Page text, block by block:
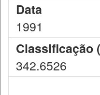
Data
1991
Classificação (
342.6526